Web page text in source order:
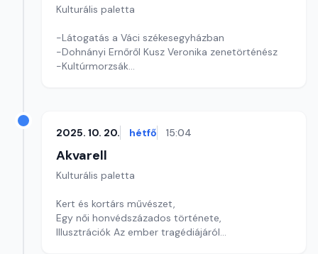
Kulturális paletta
-Látogatás a Váci székesegyházban
-Dohnányi Ernőről Kusz Veronika zenetörténész
-Kultúrmorzsák
2025. 10. 20. hétfő 15:04
Akvarell
Kulturális paletta
Kert és kortárs művészet,
Egy női honvédszázados története,
Illusztrációk Az ember tragédiájáról